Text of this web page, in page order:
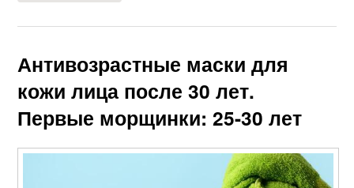
Антивозрастные маски для
кожи лица после 30 лет.
Первые морщинки: 25-30 лет